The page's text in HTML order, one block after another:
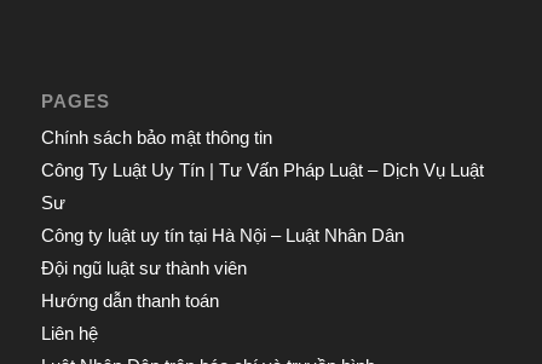
PAGES
Chính sách bảo mật thông tin
Công Ty Luật Uy Tín | Tư Vấn Pháp Luật – Dịch Vụ Luật
Sư
Công ty luật uy tín tại Hà Nội – Luật Nhân Dân
Đội ngũ luật sư thành viên
Hướng dẫn thanh toán
Liên hệ